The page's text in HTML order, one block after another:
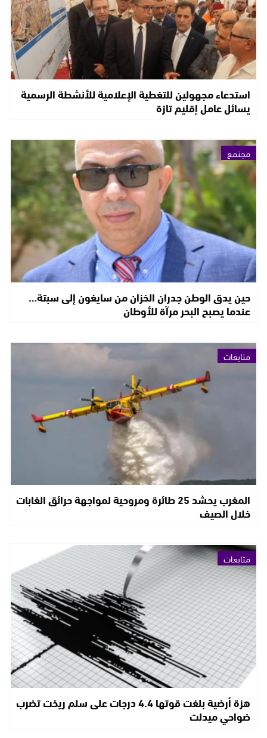
استدعاء مجهولين للتغطية الإعلامية للأنشطة الرسمية
يسائل عامل إقليم تازة
مجتمع
حين يدق الوطن جدران الخزان من سايغون إلى سبتة…
عندما يصبح البحر مرآة للأوطان
متابعات
المغرب يحشد 25 طائرة ومروحية لمواجهة حرائق الغابات
خلال الصيف
متابعات
هزة أرضية بلغت قوتها 4.4 درجات على سلم ريخت تضرب
ضواحي ميدلت